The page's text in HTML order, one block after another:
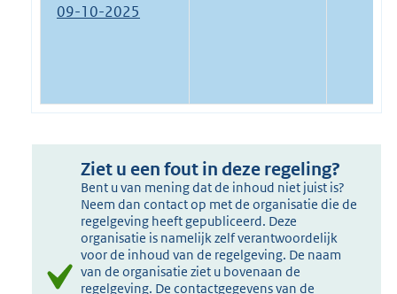
09-10-2025
Ziet u een fout in deze regeling?
Bent u van mening dat de inhoud niet juist is?
Neem dan contact op met de organisatie die de
regelgeving heeft gepubliceerd. Deze
organisatie is namelijk zelf verantwoordelijk
voor de inhoud van de regelgeving. De naam
van de organisatie ziet u bovenaan de
regelgeving. De contactgegevens van de